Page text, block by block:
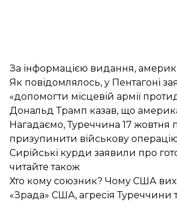
За інформацією видання,
Як повідомлялось, у Пентагоні
«допомогти місцевій армії
Дональд Трамп казав, що
Нагадаємо, Туреччина 17 жовтня
призупинити військову
Сирійські курди заявили про
читайте також
Хто кому союзник? Чому США
«Зрада» США, агресія Туреччини